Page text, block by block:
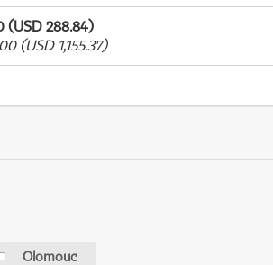
(USD 288.84)
(USD 1,155.37)
Olomouc